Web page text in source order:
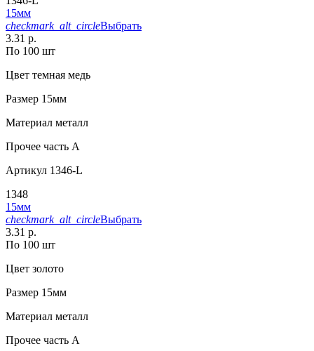
15мм
checkmark_alt_circleВыбрать
3.31 р.
По 100 шт
Цвет темная медь
Размер 15мм
Материал металл
Прочее часть A
Артикул 1346-L
1348
15мм
checkmark_alt_circleВыбрать
3.31 р.
По 100 шт
Цвет золото
Размер 15мм
Материал металл
Прочее часть A